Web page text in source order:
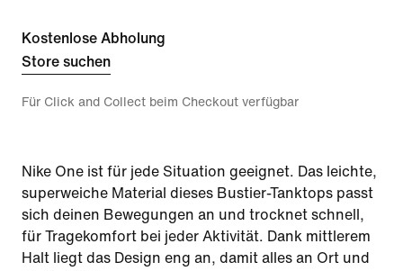
Kostenlose Abholung
Store suchen
Für Click and Collect beim Checkout verfügbar
Nike One ist für jede Situation geeignet. Das leichte,
superweiche Material dieses Bustier-Tanktops passt
sich deinen Bewegungen an und trocknet schnell,
für Tragekomfort bei jeder Aktivität. Dank mittlerem
Halt liegt das Design eng an, damit alles an Ort und